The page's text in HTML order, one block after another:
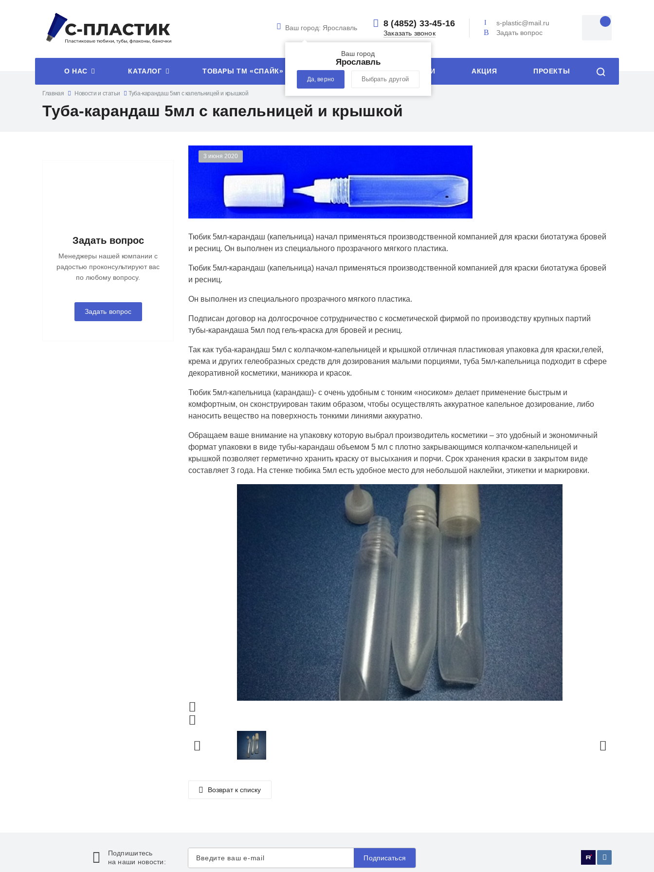
Ваш город: Ярославль
Ваш город
Ярославль
Да, верно Выбрать другой
8 (4852) 33-45-16
Заказать звонок
s-plastic@mail.ru
Задать вопрос
О НАС КАТАЛОГ ТОВАРЫ ТМ «СПАЙК» УСЛУГИ ТЕХНОЛОГИИ АКЦИЯ ПРОЕКТЫ
Главная Новости и статьи Туба-карандаш 5мл с капельницей и крышкой
Туба-карандаш 5мл с капельницей и крышкой
Задать вопрос
Менеджеры нашей компании с
радостью проконсультируют вас
по любому вопросу.
Задать вопрос
3 июня 2020
Тюбик 5мл-карандаш (капельница) начал применяться производственной компанией для краски биотатужа бровей
и ресниц. Он выполнен из специального прозрачного мягкого пластика.
Тюбик 5мл-карандаш (капельница) начал применяться производственной компанией для краски биотатужа бровей
и ресниц.
Он выполнен из специального прозрачного мягкого пластика.
Подписан договор на долгосрочное сотрудничество с косметической фирмой по производству крупных партий
тубы-карандаша 5мл под гель-краска для бровей и ресниц.
Так как туба-карандаш 5мл с колпачком-капельницей и крышкой отличная пластиковая упаковка для краски,гелей,
крема и других гелеобразных средств для дозирования малыми порциями, туба 5мл-капельница подходит в сфере
декоративной косметики, маникюра и красок.
Тюбик 5мл-капельница (карандаш)- с очень удобным с тонким «носиком» делает применение быстрым и
комфортным, он сконструирован таким образом, чтобы осуществлять аккуратное капельное дозирование, либо
наносить вещество на поверхность тонкими линиями аккуратно.
Обращаем ваше внимание на упаковку которую выбрал производитель косметики – это удобный и экономичный
формат упаковки в виде тубы-карандаш объемом 5 мл с плотно закрывающимся колпачком-капельницей и
крышкой позволяет герметично хранить краску от высыхания и порчи. Срок хранения краски в закрытом виде
составляет 3 года. На стенке тюбика 5мл есть удобное место для небольшой наклейки, этикетки и маркировки.
Возврат к списку
Подпишитесь
на наши новости:
Подписаться